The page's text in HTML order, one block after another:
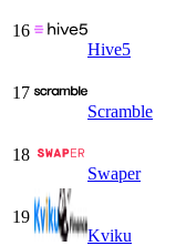
16
Hive5
17
Scramble
18
Swaper
19
Kviku